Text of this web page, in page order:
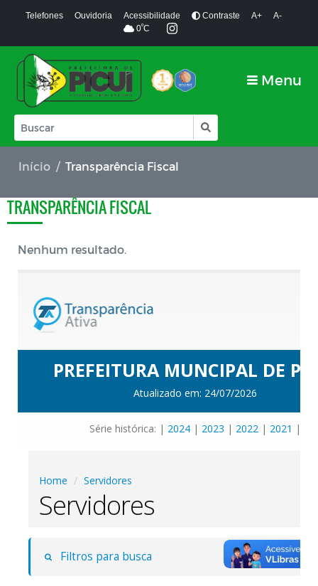
Telefones Ouvidoria Acessibilidade Contraste A+
A-
0ºC
Menu
Início Transparência Fiscal
TRANSPARÊNCIA FISCAL
Nenhum resultado.